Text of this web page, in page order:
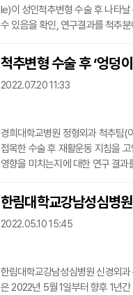
le)이 성인척추변형 수술 후 나타
수 있음을 확인, 연구결과를 척추
라 그룹화한 후 비교분석을 진행했
로 변하지 않는 인자이며 근위분절
소는 근위분절후...
척추변형 수술 후 ‘엉덩
2022.07.20 11:33
경희대학교병원 정형외과 척추팀(
접목한 수술 후 재활운동 지침을
영향을 미치는지에 대한 연구 결
으로 1일 3회, 20분 동안 ▲한쪽
하는 것이다.효과성을 검증하고자
현저히 감소...
한림대학교강남성심병
2022.05.10 15:45
한림대학교강남성심병원 신경외
은 2022년 5월 1일부터 향후 1년